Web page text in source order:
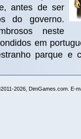
antes de ser
do governo.
neste
em
parque e
2026, DimGames.com. E-